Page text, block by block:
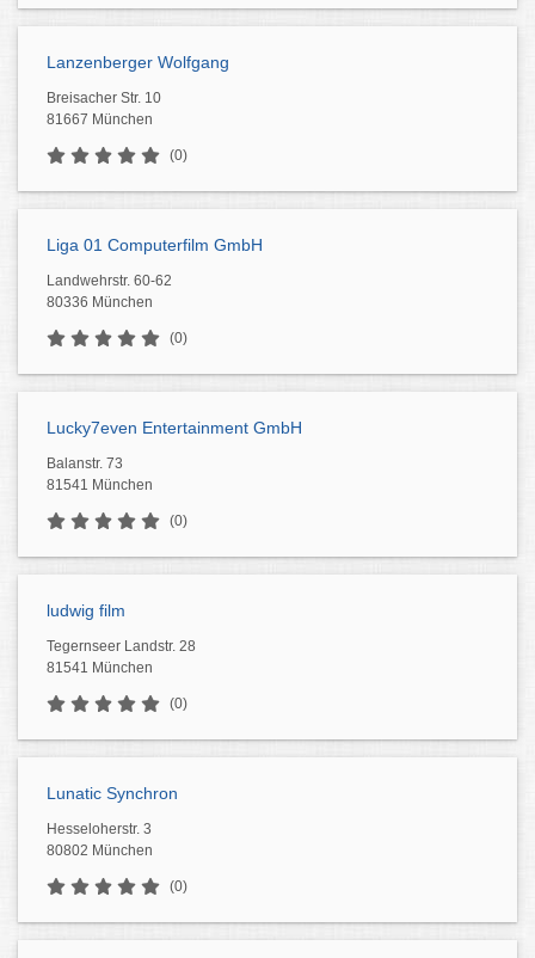
Lanzenberger Wolfgang
Breisacher Str. 10
81667 München
(0)
Liga 01 Computerfilm GmbH
Landwehrstr. 60-62
80336 München
(0)
Lucky7even Entertainment GmbH
Balanstr. 73
81541 München
(0)
ludwig film
Tegernseer Landstr. 28
81541 München
(0)
Lunatic Synchron
Hesseloherstr. 3
80802 München
(0)